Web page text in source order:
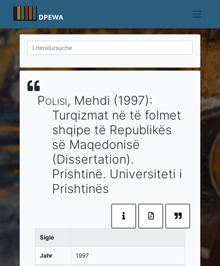
content
DPEWA
Polisi, Mehdi (1997):
Turqizmat në të folmet
shqipe të Republikës
së Maqedonisë
(Dissertation).
Prishtinë. Universiteti i
Prishtinës
Sigle
Jahr 1997